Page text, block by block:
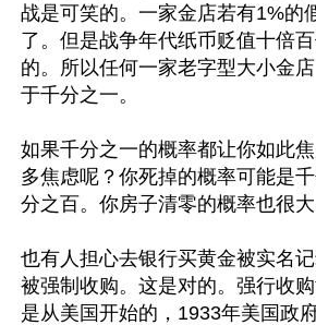
战是可笑的。一家金店若有1%的
了。但是战争年代纸币贬值十倍
的。所以任何一家老字型大小金
于千分之一。
如果千分之一的概率都让你如此
多焦虑呢？你死掉的概率可能是
分之百。你房子清零的概率也很大
也有人担心去银行买黄金被实名
被强制收购。这是对的。强行收
是从美国开始的，1933年美国政